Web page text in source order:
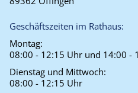
Geschäftszeiten im Rathaus:
Montag:
08:00 - 12:15 Uhr und 14:00 -
Dienstag und Mittwoch:
08:00 - 12:15 Uhr